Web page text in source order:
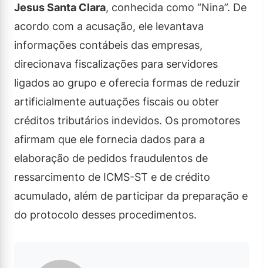
Jesus Santa Clara, conhecida como “Nina”. De
acordo com a acusação, ele levantava
informações contábeis das empresas,
direcionava fiscalizações para servidores
ligados ao grupo e oferecia formas de reduzir
artificialmente autuações fiscais ou obter
créditos tributários indevidos. Os promotores
afirmam que ele fornecia dados para a
elaboração de pedidos fraudulentos de
ressarcimento de ICMS-ST e de crédito
acumulado, além de participar da preparação e
do protocolo desses procedimentos.